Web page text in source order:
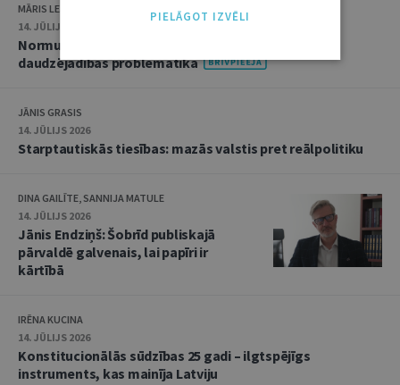
MĀRIS LEJA
14. JŪLIJS 2026
Normu konkurences un noziedzīgu nodarījumu
daudzējādības problemātika
JĀNIS GRASIS
14. JŪLIJS 2026
Starptautiskās tiesības: mazās valstis pret reālpolitiku
DINA GAILĪTE, SANNIJA MATULE
14. JŪLIJS 2026
Jānis Endziņš: Šobrīd publiskajā
pārvaldē galvenais, lai papīri ir
kārtībā
IRĒNA KUCINA
14. JŪLIJS 2026
Konstitucionālās sūdzības 25 gadi – ilgtspējīgs
instruments, kas mainīja Latviju
PIELĀGOT IZVĒLI